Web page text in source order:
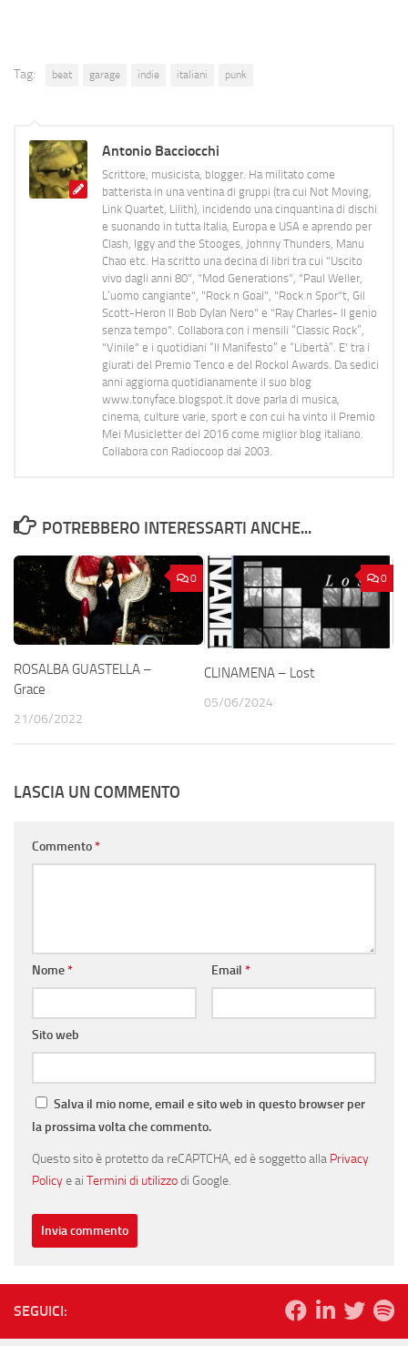
Tag: beat garage indie italiani punk
Antonio Bacciocchi
Scrittore, musicista, blogger. Ha militato come
batterista in una ventina di gruppi (tra cui Not Moving,
Link Quartet, Lilith), incidendo una cinquantina di dischi
e suonando in tutta Italia, Europa e USA e aprendo per
Clash, Iggy and the Stooges, Johnny Thunders, Manu
Chao etc. Ha scritto una decina di libri tra cui "Uscito
vivo dagli anni 80", "Mod Generations", "Paul Weller,
L’uomo cangiante", "Rock n Goal", "Rock n Spor"t, Gil
Scott-Heron Il Bob Dylan Nero" e "Ray Charles- Il genio
senza tempo". Collabora con i mensili “Classic Rock”,
"Vinile" e i quotidiani “Il Manifesto” e “Libertà”. E' tra i
giurati del Premio Tenco e del Rockol Awards. Da sedici
anni aggiorna quotidianamente il suo blog
www.tonyface.blogspot.it dove parla di musica,
cinema, culture varie, sport e con cui ha vinto il Premio
Mei Musicletter del 2016 come miglior blog italiano.
Collabora con Radiocoop dal 2003.
POTREBBERO INTERESSARTI ANCHE...
0
ROSALBA GUASTELLA –
Grace
21/06/2022
0
CLINAMENA – Lost
05/06/2024
LASCIA UN COMMENTO
Commento*
Nome* Email *
Sito web
Salva il mio nome, email e sito web in questo browser per
la prossima volta che commento.
Questo sito è protetto da reCAPTCHA, ed è soggetto alla Privacy
Policye ai Termini di utilizzodi Google.
SEGUICI: